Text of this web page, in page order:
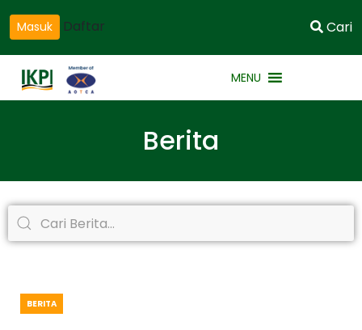
Masuk Daftar Cari
MENU
Berita
BERITA